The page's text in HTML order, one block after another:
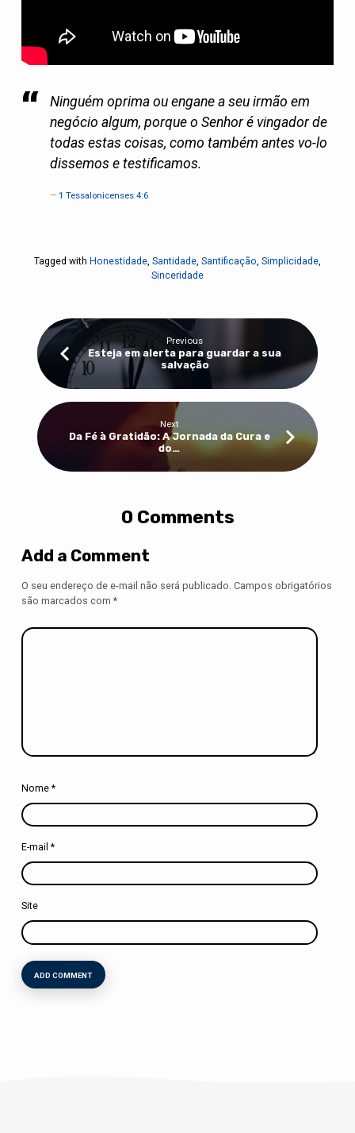
Ninguém oprima ou engane a seu irmão em
negócio algum, porque o Senhor é vingador de
todas estas coisas, como também antes vo-lo
dissemos e testificamos.
1 Tessalonicenses 4:6
Tagged with Honestidade, Santidade, Santificação, Simplicidade,
Sinceridade
Previous
Esteja em alerta para guardar a sua
salvação
Next
Da Fé à Gratidão: A Jornada da Cura e
do…
0 Comments
Add a Comment
O seu endereço de e-mail não será publicado. Campos obrigatórios
são marcados com *
Nome *
E-mail *
Site